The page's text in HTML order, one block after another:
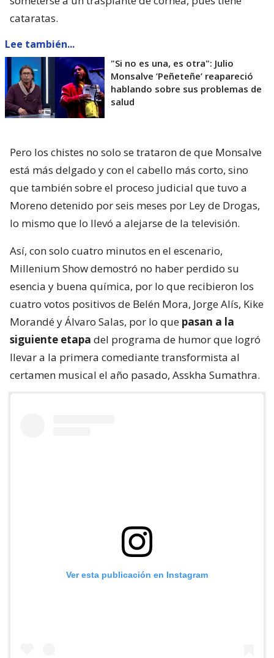
cataratas.
Lee también...
"Si no es una, es otra": Julio
Monsalve ’Peñeteñe’ reapareció
hablando sobre sus problemas de
salud
Pero los chistes no solo se trataron de que Monsalve
está más delgado y con el cabello más corto, sino
que también sobre el proceso judicial que tuvo a
Moreno detenido por seis meses por Ley de Drogas,
lo mismo que lo llevó a alejarse de la televisión.
Así, con solo cuatro minutos en el escenario,
Millenium Show demostró no haber perdido su
esencia y buena química, por lo que recibieron los
cuatro votos positivos de Belén Mora, Jorge Alís, Kike
Morandé y Álvaro Salas, por lo que pasan a la
siguiente etapa del programa de humor que logró
llevar a la primera comediante transformista al
certamen musical el año pasado, Asskha Sumathra.
Ver esta publicación en Instagram